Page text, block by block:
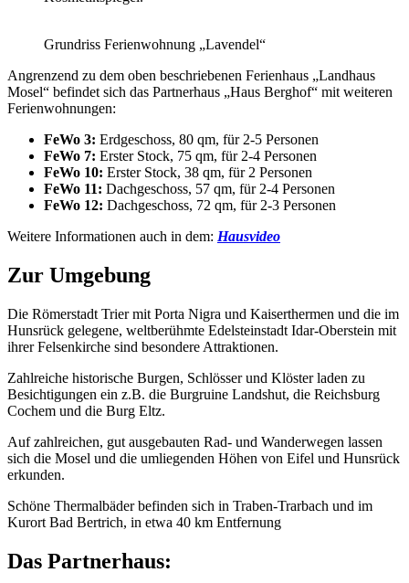
Grundriss Ferienwohnung „Lavendel“
Angrenzend zu dem oben beschriebenen Ferienhaus „Landhaus
Mosel“ befindet sich das Partnerhaus „Haus Berghof“ mit weiteren
Ferienwohnungen:
FeWo 3: Erdgeschoss, 80 qm, für 2-5 Personen
FeWo 7: Erster Stock, 75 qm, für 2-4 Personen
FeWo 10: Erster Stock, 38 qm, für 2 Personen
FeWo 11: Dachgeschoss, 57 qm, für 2-4 Personen
FeWo 12: Dachgeschoss, 72 qm, für 2-3 Personen
Weitere Informationen auch in dem: Hausvideo
Zur Umgebung
Die Römerstadt Trier mit Porta Nigra und Kaiserthermen und die im
Hunsrück gelegene, weltberühmte Edelsteinstadt Idar-Oberstein mit
ihrer Felsenkirche sind besondere Attraktionen.
Zahlreiche historische Burgen, Schlösser und Klöster laden zu
Besichtigungen ein z.B. die Burgruine Landshut, die Reichsburg
Cochem und die Burg Eltz.
Auf zahlreichen, gut ausgebauten Rad- und Wanderwegen lassen
sich die Mosel und die umliegenden Höhen von Eifel und Hunsrück
erkunden.
Schöne Thermalbäder befinden sich in Traben-Trarbach und im
Kurort Bad Bertrich, in etwa 40 km Entfernung
Das Partnerhaus: